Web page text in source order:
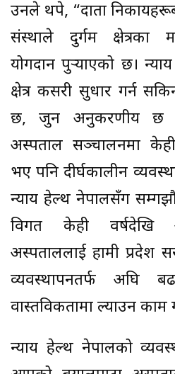
उनले थपे, “दाता
संस्थाले दुर्गम क्षेत्रका
योगदान पुर्‍याएको छ।
क्षेत्र कसरी सुधार गर्न
छ, जुन अनुकरणीय छ
अस्पताल सञ्चालनमा
भए पनि दीर्घकालीन
न्याय हेल्थ नेपालसँग
विगत केही वर्षदेखि
अस्पताललाई हामी प्रदेश
व्यवस्थापनतर्फ अघि
वास्तविकतामा ल्याउन काम
न्याय हेल्थ नेपालको